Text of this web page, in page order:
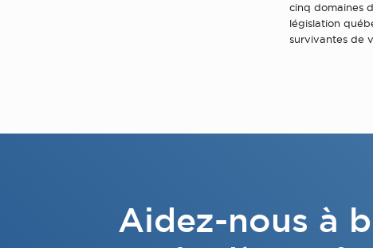
cinq domaines
législation
survivantes de
Aidez-nous à